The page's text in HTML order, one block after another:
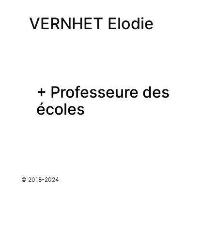
VERNHET Elodie
+ Professeure des
écoles
© 2018-2024